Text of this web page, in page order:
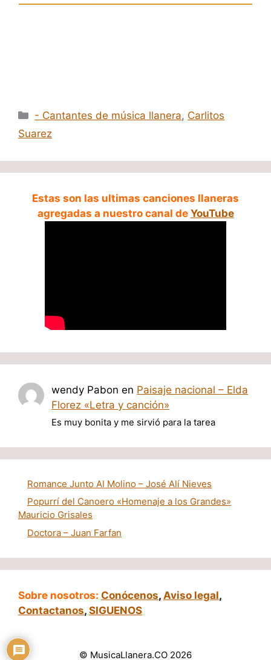
Categorías
- Cantantes de música llanera, Carlitos
Suarez
Estas son las ultimas canciones llaneras
agregadas a nuestro canal de YouTube
wendy Pabon en Paisaje nacional – Elda
Florez «Letra y canción»
Es muy bonita y me sirvió para la tarea
Romance Junto Al Molino – José Alí Nieves
Popurrí del Canoero «Homenaje a los Grandes»
Mauricio Grisales
Doctora – Juan Farfan
Sobre nosotros: Conócenos, Aviso legal,
Contactanos, SIGUENOS
© MusicaLlanera.CO 2026